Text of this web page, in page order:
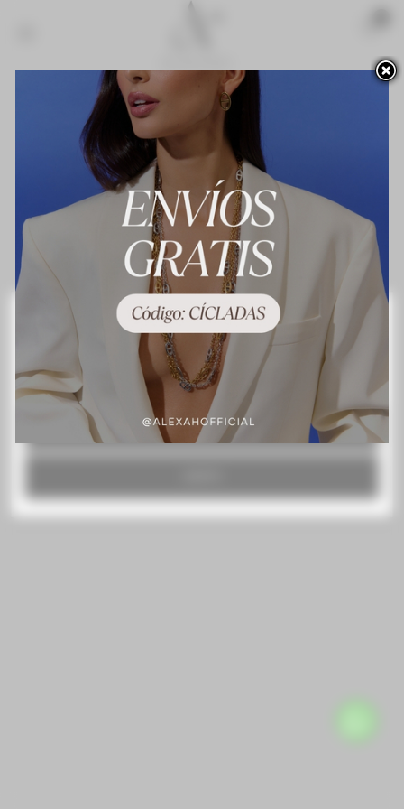
Acceso para profesionales
¡Lo más vendido! Contacte con nosotros
Terminos y condiciones de uso
Preguntas frecuentes Política de privacidad
Política de cookies Mapa del sitio
Este sitio web utiliza cookies propias y de terceros para mejorar nuestros servicios y
mostrarle publicidad relacionada con sus preferencias mediante el análisis de sus
hábitos de navegación. Para dar su consentimiento sobre su uso pulse el botón
Más información Personalizar las cookies
RECHAZAR TODO